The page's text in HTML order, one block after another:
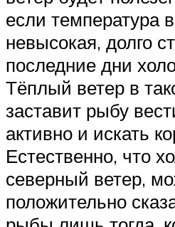
если температура
невысокая, долго
последние дни
Тёплый ветер в
заставит рыбу
активно и искать
Естественно, что
северный ветер,
положительно